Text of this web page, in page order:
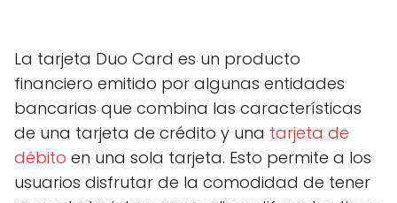
La tarjeta Duo Card es un producto
financiero emitido por algunas entidades
bancarias que combina las características
de una tarjeta de crédito y una tarjeta de
débito en una sola tarjeta. Esto permite a los
usuarios disfrutar de la comodidad de tener